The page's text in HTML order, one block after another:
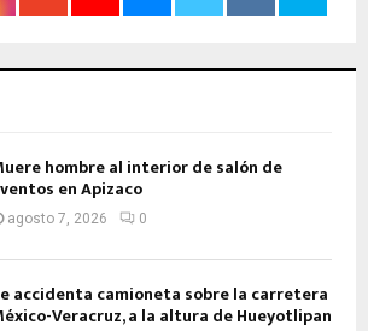
hombre al interior de salón de
en Apizaco
agosto 7, 2026 0
accidenta camioneta sobre la carretera
Veracruz, a la altura de Hueyotlipan